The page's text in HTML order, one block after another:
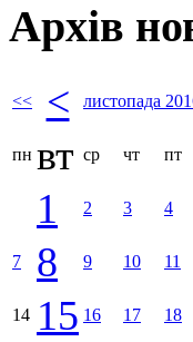
Архів
<< < листопада
пн вт ср чт пт
1 2 3 4
7 8 9 10 11
14 15 16 17 18